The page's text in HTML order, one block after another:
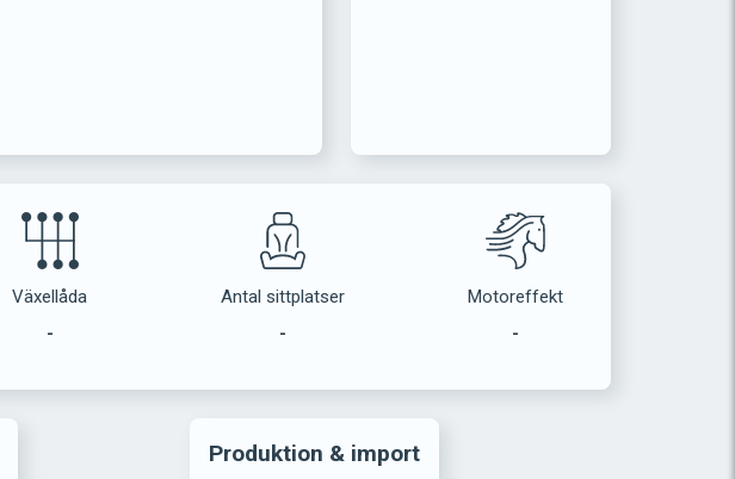
Växellåda
-
Antal sittplatser
-
Motoreffekt
-
Produktion & import